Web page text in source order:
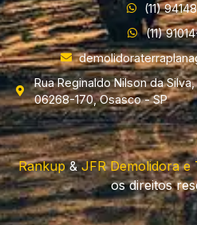
(11)
(11)
Rua Reginaldo Nilson da
06268-170, Osasco - SP
Rankup&JFR Demolidora e
os direitos